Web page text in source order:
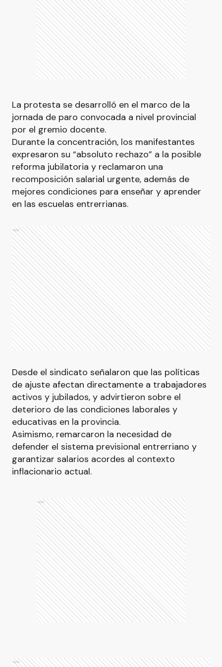
La protesta se desarrolló en el marco de la
jornada de paro convocada a nivel provincial
por el gremio docente.
Durante la concentración, los manifestantes
expresaron su “absoluto rechazo” a la posible
reforma jubilatoria y reclamaron una
recomposición salarial urgente, además de
mejores condiciones para enseñar y aprender
en las escuelas entrerrianas.
Ads
Desde el sindicato señalaron que las políticas
de ajuste afectan directamente a trabajadores
activos y jubilados, y advirtieron sobre el
deterioro de las condiciones laborales y
educativas en la provincia.
Asimismo, remarcaron la necesidad de
defender el sistema previsional entrerriano y
garantizar salarios acordes al contexto
inflacionario actual.
Ads
Ads